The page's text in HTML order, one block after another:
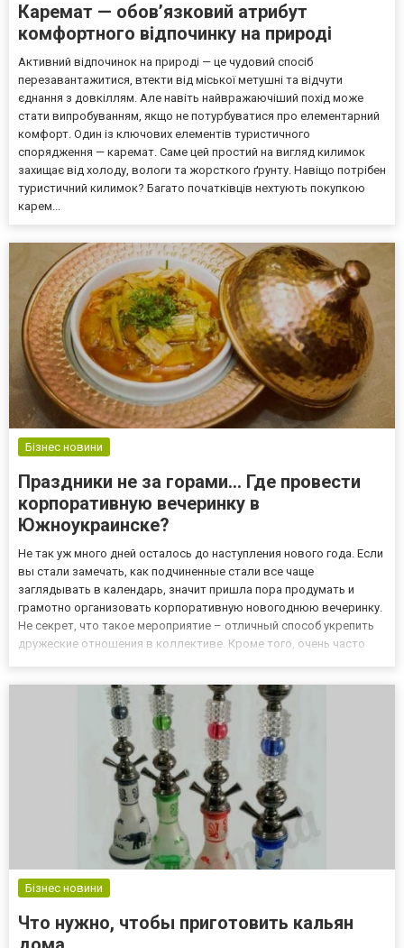
Каремат — обов’язковий атрибут
комфортного відпочинку на природі
Активний відпочинок на природі — це чудовий спосіб
перезавантажитися, втекти від міської метушні та відчути
єднання з довкіллям. Але навіть найвражаючіший похід може
стати випробуванням, якщо не потурбуватися про елементарний
комфорт. Один із ключових елементів туристичного
спорядження — каремат. Саме цей простий на вигляд килимок
захищає від холоду, вологи та жорсткого ґрунту. Навіщо потрібен
туристичний килимок? Багато початківців нехтують покупкою
карем...
Бізнес новини
Праздники не за горами… Где провести
корпоративную вечеринку в
Южноукраинске?
Не так уж много дней осталось до наступления нового года. Если
вы стали замечать, как подчиненные стали все чаще
заглядывать в календарь, значит пришла пора продумать и
грамотно организовать корпоративную новогоднюю вечеринку.
Не секрет, что такое мероприятие – отличный способ укрепить
дружеские отношения в коллективе. Кроме того, очень часто
Бізнес новини
Что нужно, чтобы приготовить кальян